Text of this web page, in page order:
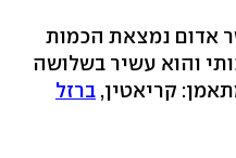
אדום נמצאת הכמות
והוא עשיר בשלושה
קריאטין, ברזל